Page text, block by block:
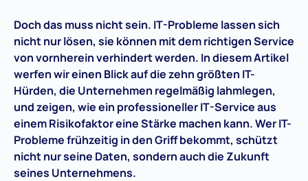
Doch das muss nicht sein. IT-Probleme lassen sich
nicht nur lösen, sie können mit dem richtigen Service
von vornherein verhindert werden. In diesem Artikel
werfen wir einen Blick auf die zehn größten IT-
Hürden, die Unternehmen regelmäßig lahmlegen,
und zeigen, wie ein professioneller IT-Service aus
einem Risikofaktor eine Stärke machen kann. Wer IT-
Probleme frühzeitig in den Griff bekommt, schützt
nicht nur seine Daten, sondern auch die Zukunft
seines Unternehmens.